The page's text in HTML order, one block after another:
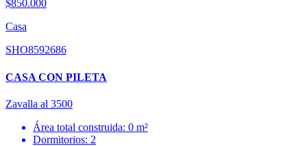
$850.000
Casa
SHO8592686
CASA CON PILETA
Zavalla al 3500
Área total construida: 0 m²
Dormitorios: 2